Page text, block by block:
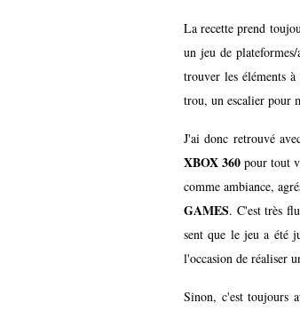
La recette prend
un jeu de
trouver les éléments
trou, un escalier pour
J'ai donc retrouvé
XBOX 360 pour tout
comme ambiance,
GAMES. C'est très
sent que le jeu a été
l'occasion de réaliser
Sinon, c'est toujours